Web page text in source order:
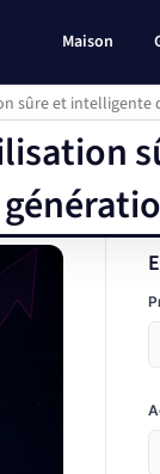
Maison
sûre et